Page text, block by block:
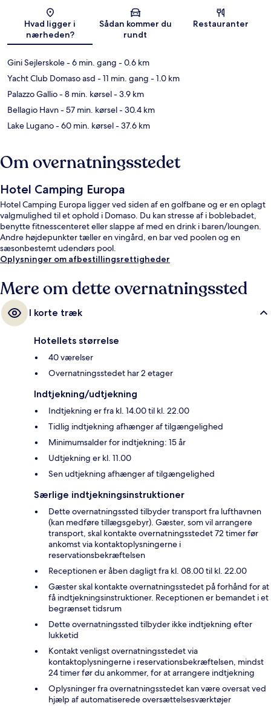
Kort
Hvad ligger i
nærheden?
Sådan kommer du
rundt
Restauranter
Gini Sejlerskole- 6 min. gang - 0.6 km
Yacht Club Domaso asd - 11 min. gang - 1.0 km
Palazzo Gallio- 8 min. kørsel- 3.9 km
Bellagio Havn- 57 min. kørsel- 30.4 km
Lake Lugano- 60 min. kørsel- 37.6 km
Om overnatningsstedet
Hotel Camping Europa
Hotel Camping Europa ligger ved siden af en golfbane og er en oplagt
valgmulighed til et ophold i Domaso. Du kan stresse af i boblebadet,
benytte fitnesscenteret eller slappe af med en drink i baren/loungen.
Andre højdepunkter tæller en vingård, en bar ved poolen og en
sæsonbestemt udendørs pool.
Oplysninger om afbestillingsrettigheder
Mere om dette overnatningssted
I korte træk
Hotellets størrelse
40 værelser
Overnatningsstedet har 2 etager
Indtjekning/udtjekning
Indtjekning er fra kl. 14.00 til kl. 22.00
Tidlig indtjekning afhænger af tilgængelighed
Minimumsalder for indtjekning: 15 år
Udtjekning er kl. 11.00
Sen udtjekning afhænger af tilgængelighed
Særlige indtjekningsinstruktioner
Dette overnatningssted tilbyder transport fra lufthavnen
(kan medføre tillægsgebyr). Gæster, som vil arrangere
transport, skal kontakte overnatningsstedet 72 timer før
ankomst via kontaktoplysningerne i
reservationsbekræftelsen
Receptionen er åben dagligt fra kl. 08.00 til kl. 22.00
Gæster skal kontakte overnatningsstedet på forhånd for at
få indtjekningsinstruktioner. Receptionen er bemandet i et
begrænset tidsrum
Dette overnatningssted tilbyder ikke indtjekning efter
lukketid
Kontakt venligst overnatningsstedet via
kontaktoplysningerne i reservationsbekræftelsen, mindst
24 timer før du ankommer, for at arrangere indtjekning
Oplysninger fra overnatningsstedet kan være oversat ved
hjælp af automatiserede oversættelsesværktøjer